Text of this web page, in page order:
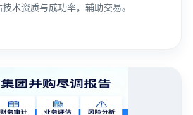
术资质与成功率，辅助交易。